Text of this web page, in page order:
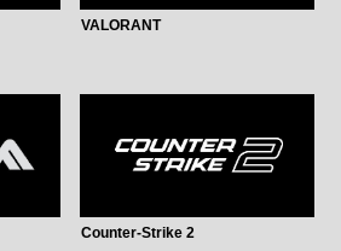
VALORANT
Counter-Strike 2